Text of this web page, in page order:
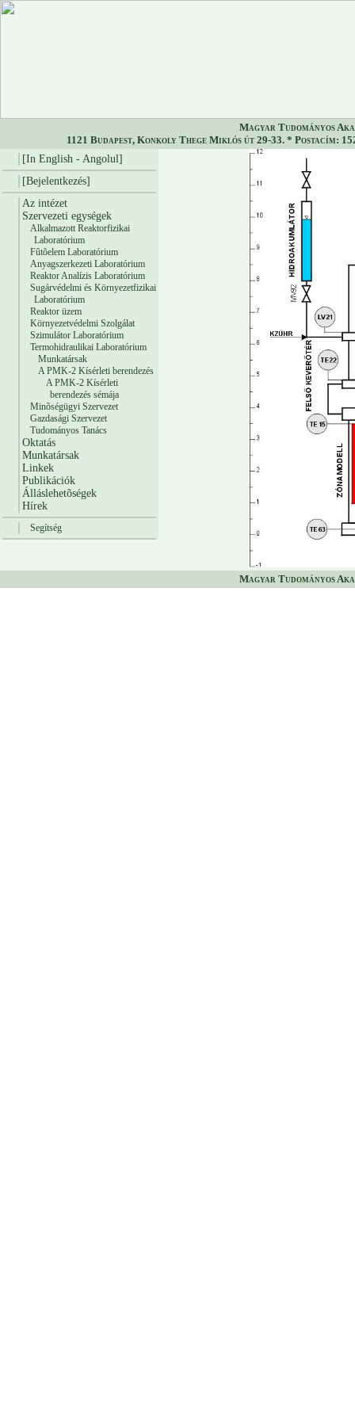
Magyar Tudományos
1121 Budapest, Konkoly Thege Miklós út 29-33. * Postacím:
[In English - Angolul]
[Bejelentkezés]
Az intézet
Szervezeti egységek
Alkalmazott Reaktorfizikai
Laboratórium
Fûtõelem Laboratórium
Anyagszerkezeti Laboratórium
Reaktor Analízis Laboratórium
Sugárvédelmi és Környezetfizikai
Laboratórium
Reaktor üzem
Környezetvédelmi Szolgálat
Szimulátor Laboratórium
Termohidraulikai Laboratórium
Munkatársak
A PMK-2 Kísérleti berendezés
A PMK-2 Kísérleti
berendezés sémája
Minõségügyi Szervezet
Gazdasági Szervezet
Tudományos Tanács
Oktatás
Munkatársak
Linkek
Publikációk
Álláslehetõségek
Hírek
Segítség
Magyar Tudományos